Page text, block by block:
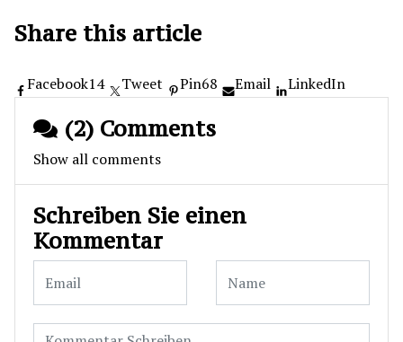
Share this article
Facebook14 Tweet Pin68 Email LinkedIn
(2) Comments
Show all comments
Schreiben Sie einen
Kommentar